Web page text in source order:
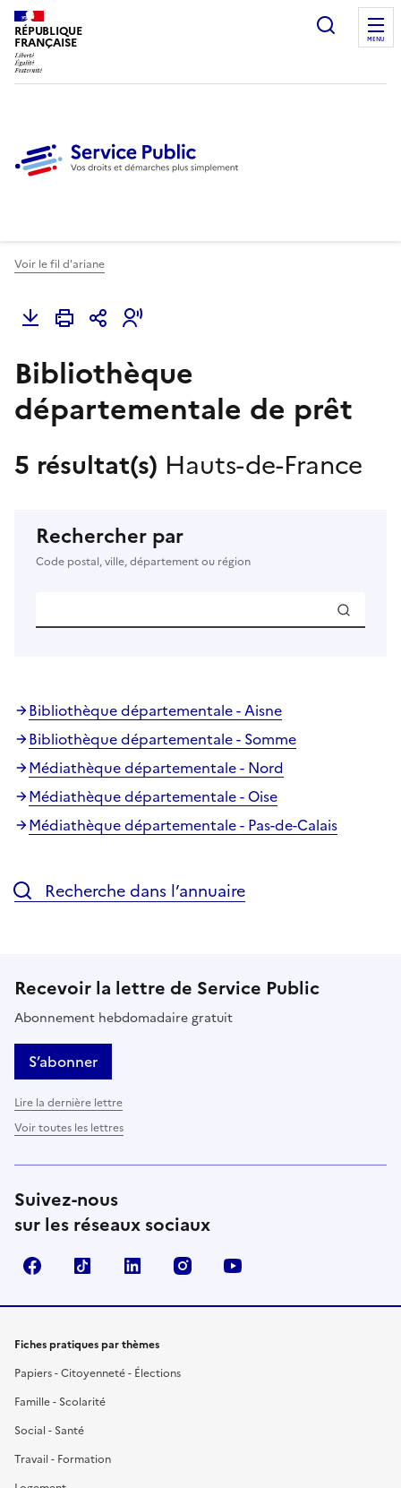
RÉPUBLIQUE
FRANÇAISE
Ouvrir
MENU
Voir le fil d'ariane
Bibliothèque
départementale de prêt
5 résultat(s) Hauts-de-France
Rechercher par
Code postal, ville, département ou région
Bibliothèque départementale - Aisne
Bibliothèque départementale - Somme
Médiathèque départementale - Nord
Médiathèque départementale - Oise
Médiathèque départementale - Pas-de-Calais
Recherche dans l’annuaire
Recevoir la lettre de Service Public
Abonnement hebdomadaire gratuit
S’abonner
Lire la dernière lettre
Voir toutes les lettres
Suivez-nous
sur les réseaux sociaux
FacebookTikTok LinkedIn Instagram
Fiches pratiques par thèmes
Papiers - Citoyenneté - Élections
Famille - Scolarité
Social - Santé
Travail - Formation